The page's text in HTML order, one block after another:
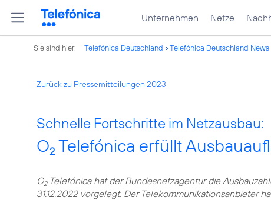
Unternehmen Netze
Sie sind hier: Telefónica Deutschland Telefónica Deutschland News
Zurück zu Pressemitteilungen 2023
Schnelle Fortschritte im Netzausbau:
O2 Telefónica erfüllt
O2Telefónica hat der Bundesnetzagentur die
31.12.2022 vorgelegt. Der Telekommunikationsanbieter